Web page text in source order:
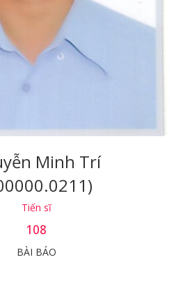
Minh Trí
Tiến sĩ
108
BÀI BÁO